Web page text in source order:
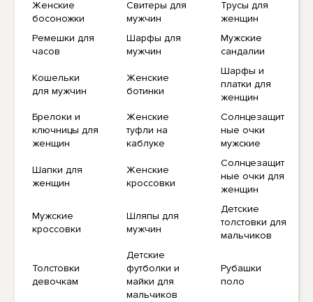
Женские
босоножки
Свитеры для
мужчин
Трусы для
женщин
Ремешки для
часов
Шарфы для
мужчин
Мужские
сандалии
Кошельки
для мужчин
Женские
ботинки
Шарфы и
платки для
женщин
Брелоки и
ключницы для
женщин
Женские
туфли на
каблуке
Солнцезащит
ные очки
мужские
Шапки для
женщин
Женские
кроссовки
Солнцезащит
ные очки для
женщин
Мужские
кроссовки
Шляпы для
мужчин
Детские
толстовки для
мальчиков
Толстовки
девочкам
Детские
футболки и
майки для
мальчиков
Рубашки
поло